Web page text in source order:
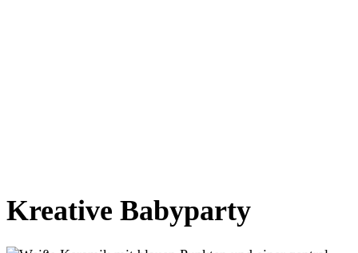
Kreative Babyparty